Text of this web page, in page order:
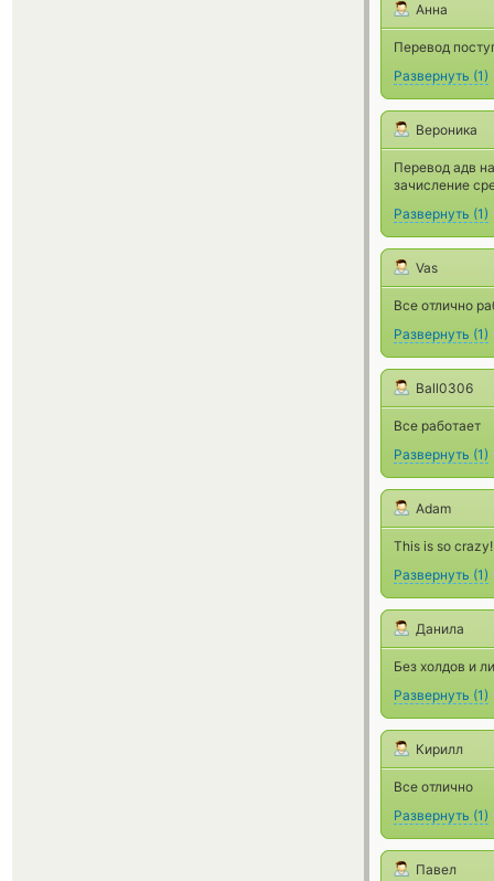
Анна
Перевод
Развернуть (1)
Вероника
Перевод адв
зачисление
Развернуть (1)
Vas
Все отлично
Развернуть (1)
Ball0306
Все работает
Развернуть (1)
Adam
This is so
Развернуть (1)
Данила
Без холдов и
Развернуть (1)
Кирилл
Все отлично
Развернуть (1)
Павел